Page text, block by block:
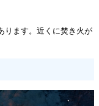
ります。近くに焚き火が